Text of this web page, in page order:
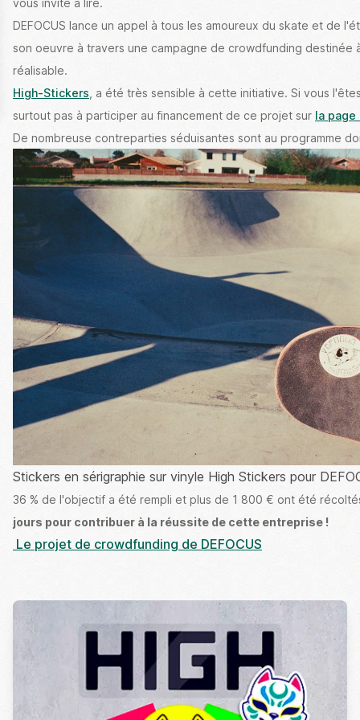
vous invite à lire.
DEFOCUS lance un appel à tous les amoureux du skate et de
son oeuvre à travers une campagne de crowdfunding destinée
réalisable.
High-Stickers , a été très sensible à cette initiative. Si vous
surtout pas à participer au financement de ce projet sur
De nombreuse contreparties séduisantes sont au programme
Stickers en sérigraphie sur vinyle High Stickers pour
36 % de l'objectif a été rempli et plus de 1 800 € ont été
jours pour contribuer à la réussite de cette entreprise !
Le projet de crowdfunding de DEFOCUS